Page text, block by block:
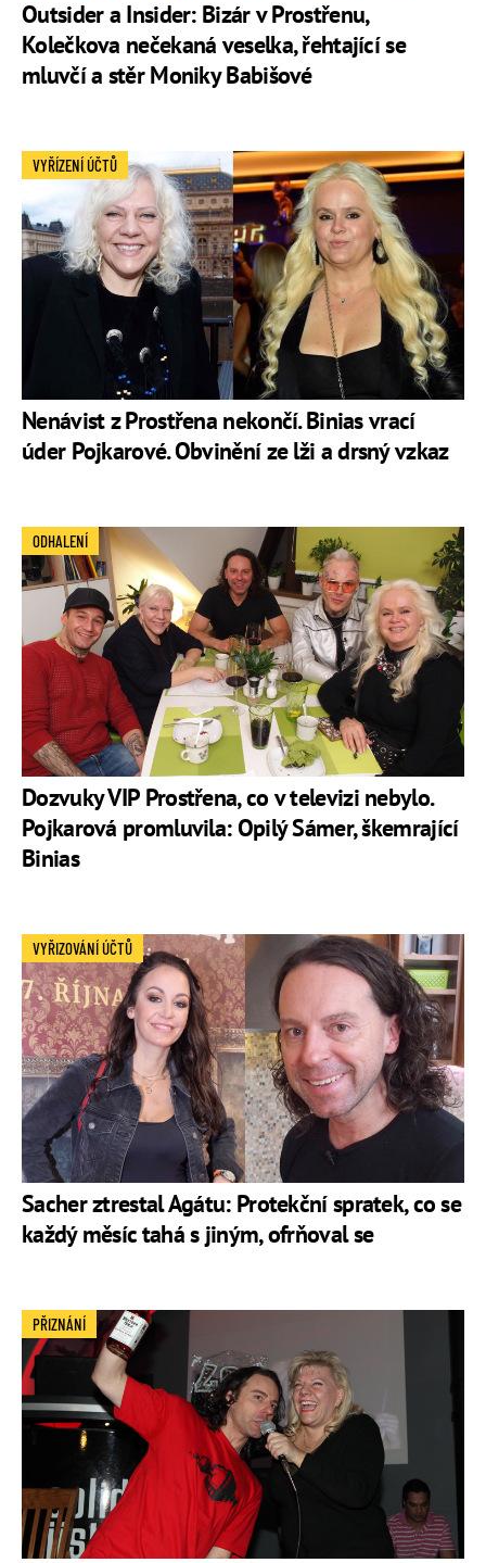
Outsider a Insider: Bizár v Prostřenu,
Kolečkova nečekaná veselka, řehtající se
mluvčí a stěr Moniky Babišové
Nenávist z Prostřena nekončí. Binias vrací
úder Pojkarové. Obvinění ze lži a drsný vzkaz
VYŘÍZENÍ ÚČTŮ
Dozvuky VIP Prostřena, co v televizi nebylo.
Pojkarová promluvila: Opilý Sámer, škemrající
Binias
ODHALENÍ
Sacher ztrestal Agátu: Protekční spratek, co se
každý měsíc tahá s jiným, ofrňoval se
VYŘIZOVÁNÍ ÚČTŮ
PŘIZNÁNÍ